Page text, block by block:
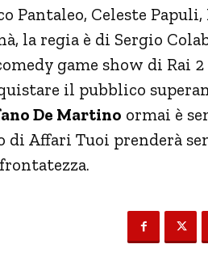
Pantaleo, Celeste
la regia è di Sergio
game show di Rai
il pubblico
De Martino ormai è
di Affari Tuoi prenderà